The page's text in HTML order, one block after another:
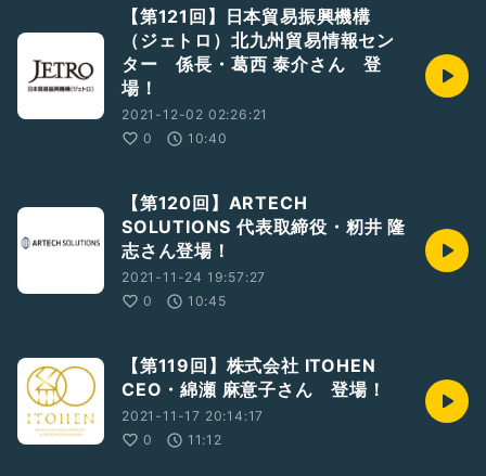
【第121回】日本貿易振興機構
（ジェトロ）北九州貿易情報セン
ター 係長・葛西 泰介さん 登
場！
2021-12-02 02:26:21
0
10:40
【第120回】ARTECH
SOLUTIONS 代表取締役・籾井 隆
志さん登場！
2021-11-24 19:57:27
0
10:45
【第119回】株式会社 ITOHEN
CEO・綿瀬 麻意子さん 登場！
2021-11-17 20:14:17
0
11:12